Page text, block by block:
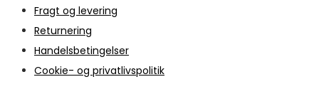
Fragt og levering
Returnering
Handelsbetingelser
Cookie- og privatlivspolitik